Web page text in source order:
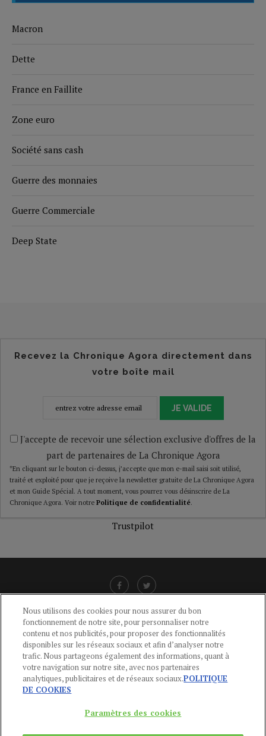
Macron
Dette
France en Faillite
Zone euro
Société sans cash
Guerre des monnaies
Guerre Commerciale
Deep State
Recevez la Chronique Agora directement dans
votre boîte mail
JE VALIDE
J'accepte de recevoir une sélection exclusive d'offres de la
part de partenaires de La Chronique Agora
*En cliquant sur le bouton ci-dessus, j’accepte que mon e-mail saisi soit utilisé,
traité et exploité pour que je reçoive la newsletter gratuite de La Chronique Agora
et mon Guide Spécial. A tout moment, vous pourrez vous désinscrire de La
Chronique Agora. Voir notre Politique de confidentialité.
Trustpilot
LIENS UTILES
CGU-POLITIQUE DE CONFIDENTIALITÉ -POLITIQUE DES COOKIES
MENTIONS LÉGALES -AIDE
CONTACT
Du Lundi au Vendredi, 9h-13h et 14h-17h
Nous utilisons des cookies pour nous assurer du bon
fonctionnement de notre site, pour personnaliser notre
contenu et nos publicités, pour proposer des fonctionnalités
disponibles sur les réseaux sociaux et afin d’analyser notre
trafic. Nous partageons également des informations, quant à
votre navigation sur notre site, avec nos partenaires
analytiques, publicitaires et de réseaux sociaux.POLITIQUE
DE COOKIES
Paramètres des cookies